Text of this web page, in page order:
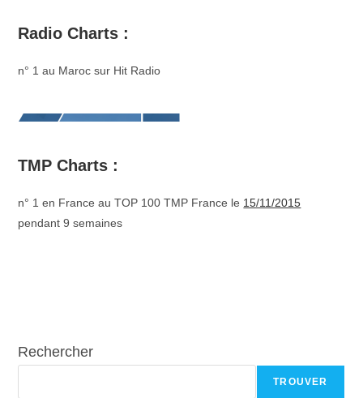
Radio Charts :
n° 1 au Maroc sur Hit Radio
TMP Charts :
n° 1 en France au TOP 100 TMP France le 15/11/2015
pendant 9 semaines
Rechercher
TROUVER